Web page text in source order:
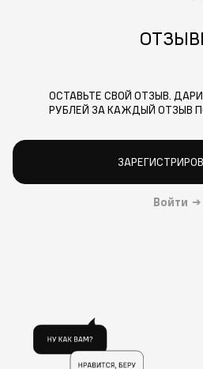
ОСТАВЬТЕ СВОЙ ОТЗЫВ.
РУБЛЕЙ ЗА КАЖДЫЙ ОТЗЫВ
Войти →